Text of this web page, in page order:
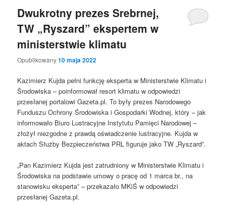
Dwukrotny prezes Srebrnej,
TW „Ryszard” ekspertem w
ministerstwie klimatu
Opublikowany10 maja 2022
Kazimierz Kujda pełni funkcję eksperta w Ministerstwie Klimatu i
Środowiska – poinformował resort klimatu w odpowiedzi
przesłanej portalowi Gazeta.pl. To były prezes Narodowego
Funduszu Ochrony Środowiska i Gospodarki Wodnej, który – jak
informowało Biuro Lustracyjne Instytutu Pamięci Narodowej –
złożył niezgodne z prawdą oświadczenie lustracyjne. Kujda w
aktach Służby Bezpieczeństwa PRL figuruje jako TW „Ryszard”.
„Pan Kazimierz Kujda jest zatrudniony w Ministerstwie Klimatu i
Środowiska na podstawie umowy o pracę od 1 marca br., na
stanowisku eksperta” – przekazało MKiŚ w odpowiedzi
przesłanej Gazeta.pl.